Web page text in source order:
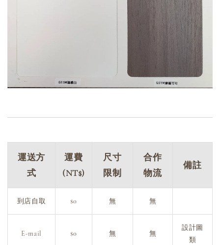
運送方
式
運費
(NT$)
尺寸
限制
合作
物流
備註
到店自取 $0 無 無
E-mail $0 無 無
設計圖
類